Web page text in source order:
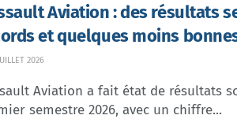
Aviation : des résultats
et quelques moins
2026
Aviation a fait état de résultats
semestre 2026, avec un chiffre...